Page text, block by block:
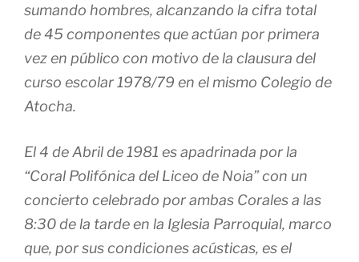
sumando hombres, alcanzando la cifra total
de 45 componentes que actúan por primera
vez en público con motivo de la clausura del
curso escolar 1978/79 en el mismo Colegio de
Atocha.
El 4 de Abril de 1981 es apadrinada por la
“Coral Polifónica del Liceo de Noia” con un
concierto celebrado por ambas Corales a las
8:30 de la tarde en la Iglesia Parroquial, marco
que, por sus condiciones acústicas, es el